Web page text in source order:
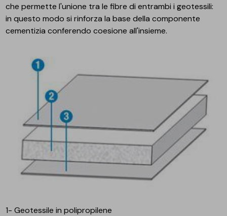
che permette l'unione tra le fibre di entrambi i geotessili:
in questo modo si rinforza la base della componente
cementizia conferendo coesione all'insieme.
1- Geotessile in polipropilene